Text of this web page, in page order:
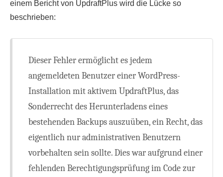
einem Bericht von UpdraftPlus wird die Lücke so
beschrieben:
Dieser Fehler ermöglicht es jedem
angemeldeten Benutzer einer WordPress-
Installation mit aktivem UpdraftPlus, das
Sonderrecht des Herunterladens eines
bestehenden Backups auszuüben, ein Recht, das
eigentlich nur administrativen Benutzern
vorbehalten sein sollte. Dies war aufgrund einer
fehlenden Berechtigungsprüfung im Code zur